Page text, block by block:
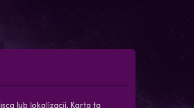
lub lokalizacji. Karta ta